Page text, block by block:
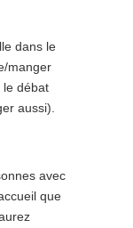
dans le
manger
le débat
aussi).
avec
que